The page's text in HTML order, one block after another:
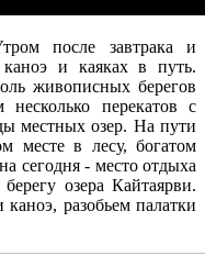
после завтрака и
и каяках в путь.
живописных берегов
перекатов с
местных озер. На пути
месте в лесу, богатом
сегодня - место отдыха
озера Кайтаярви.
разобьем палатки